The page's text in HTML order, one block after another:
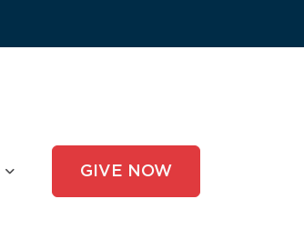
GIVE NOW